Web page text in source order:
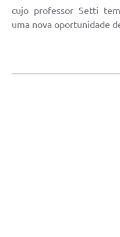
cujo professor Setti
uma nova oportunidade